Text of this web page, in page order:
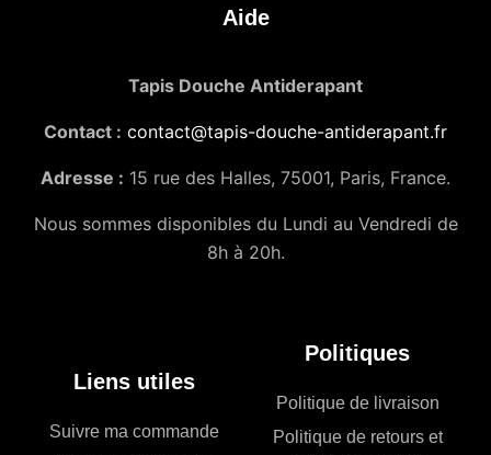
Aide
Tapis Douche Antiderapant
Contact : contact@tapis-douche-antiderapant.fr
Adresse : 15 rue des Halles, 75001, Paris, France.
Nous sommes disponibles du Lundi au Vendredi de
8h à 20h.
Liens utiles
Suivre ma commande
Politiques
Politique de livraison
Politique de retours et